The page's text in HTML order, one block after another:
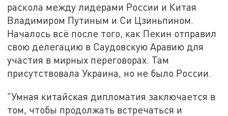
раскола между лидерами России и Китая
Владимиром Путиным и Си Цзиньпином.
Началось всё после того, как Пекин отправил
свою делегацию в Саудовскую Аравию для
участия в мирных переговорах. Там
присутствовала Украина, но не было России.
"Умная китайская дипломатия заключается в
том, чтобы продолжать встречаться и